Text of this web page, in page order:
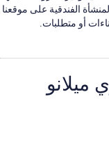
الفندقية على موقعنا
أو متطلبات.
ميلانو